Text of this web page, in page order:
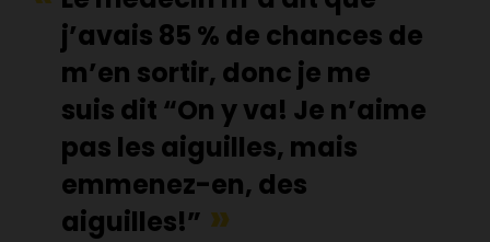
j’avais 85 % de chances de
m’en sortir, donc je me
suis dit “On y va! Je n’aime
pas les aiguilles, mais
emmenez-en, des
aiguilles!”